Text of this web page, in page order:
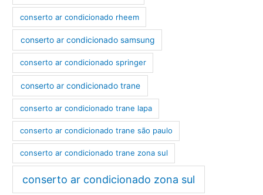
conserto ar condicionado rheem
conserto ar condicionado samsung
conserto ar condicionado springer
conserto ar condicionado trane
conserto ar condicionado trane lapa
conserto ar condicionado trane são paulo
conserto ar condicionado trane zona sul
conserto ar condicionado zona sul